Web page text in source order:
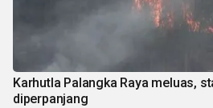
Karhutla Palangka Raya meluas,
diperpanjang